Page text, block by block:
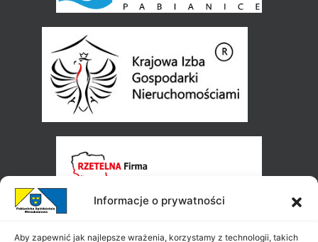
Informacje o prywatności
Aby zapewnić jak najlepsze wrażenia, korzystamy z technologii, takich